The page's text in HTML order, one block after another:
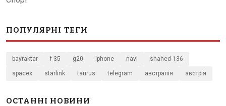
ПОПУЛЯРНІ ТЕГИ
bayraktar f-35 g20 iphone navi shahed-136
spacex starlink taurus telegram австралія австрія
ОСТАННІ НОВИНИ